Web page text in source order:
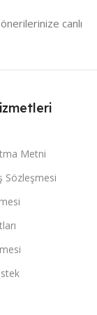
canlı
Metni
Sözleşmesi